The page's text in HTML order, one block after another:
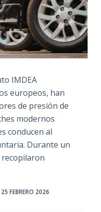
IMDEA
europeos, han
de presión de
modernos
conducen al
Durante un
recopilaron
25 FEBRERO 2026